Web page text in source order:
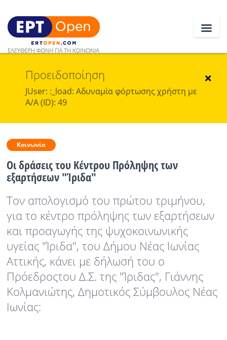
Ειδήσεις
Ελλάδα
Πολιτική
Οικονομία
Κόσμος
Ραδιόφωνο LIVE
Εκπομπές
×
Προειδοποίηση
JUser: :_load: Αδυναμία φόρτωσης χρήστη με
Α/Α (ID): 49
Κοινωνία
Οι δράσεις του Κέντρου Πρόληψης των
εξαρτήσεων "Ίριδα"
Τον απολογισμό του πρώτου τριμήνου,
για το κέντρο πρόληψης των εξαρτήσεων
και προαγωγής της ψυχοκοινωνικής
υγείας "Ίριδα", του Δήμου Νέας Ιωνίας
Αττικής, κάνει με δήλωσή του ο
Πρόεδροςτου Δ.Σ. της "Ίριδας", Γιάννης
Κολμανιώτης, Δημοτικός Σύμβουλος Νέας
Ιωνίας: